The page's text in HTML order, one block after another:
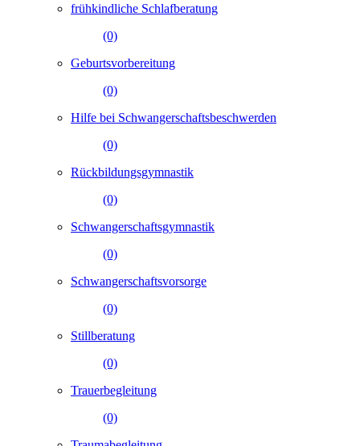
frühkindliche Schlafberatung
(0)
Geburtsvorbereitung
(0)
Hilfe bei Schwangerschaftsbeschwerden
(0)
Rückbildungsgymnastik
(0)
Schwangerschaftsgymnastik
(0)
Schwangerschaftsvorsorge
(0)
Stillberatung
(0)
Trauerbegleitung
(0)